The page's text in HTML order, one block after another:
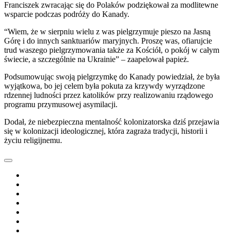
Franciszek zwracając się do Polaków podziękował za modlitewne
wsparcie podczas podróży do Kanady.
“Wiem, że w sierpniu wielu z was pielgrzymuje pieszo na Jasną
Górę i do innych sanktuariów maryjnych. Proszę was, ofiarujcie
trud waszego pielgrzymowania także za Kościół, o pokój w całym
świecie, a szczególnie na Ukrainie” – zaapelował papież.
Podsumowując swoją pielgrzymkę do Kanady powiedział, że była
wyjątkowa, bo jej celem była pokuta za krzywdy wyrządzone
rdzennej ludności przez katolików przy realizowaniu rządowego
programu przymusowej asymilacji.
Dodał, że niebezpieczna mentalność kolonizatorska dziś przejawia
się w kolonizacji ideologicznej, która zagraża tradycji, historii i
życiu religijnemu.